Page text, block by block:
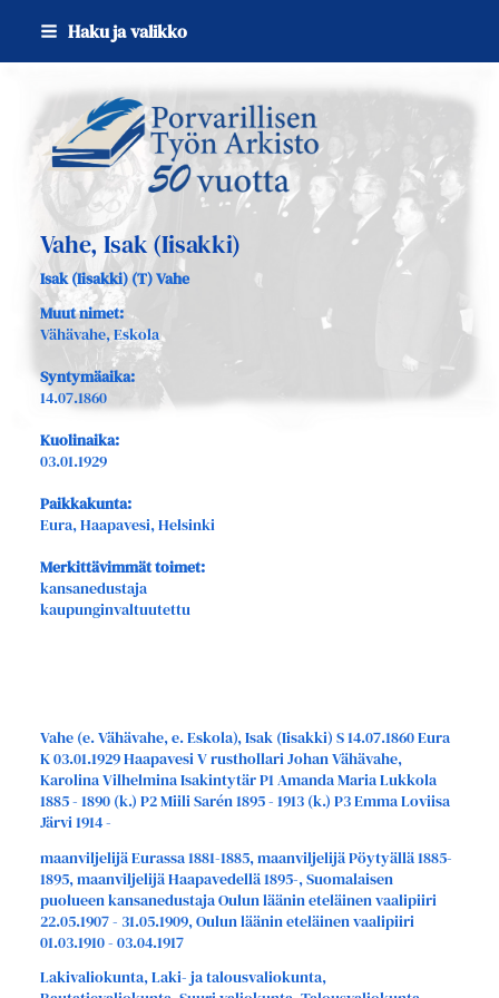
Siirry
sivun
sisältöön
Haku ja valikko
Sivuston etusivulle
Vahe, Isak (Iisakki)
Isak (Iisakki) (T) Vahe
Muut nimet:
Vähävahe, Eskola
Syntymäaika:
14.07.1860
Kuolinaika:
03.01.1929
Paikkakunta:
Eura, Haapavesi, Helsinki
Merkittävimmät toimet:
kansanedustaja
kaupunginvaltuutettu
Vahe (e. Vähävahe, e. Eskola), Isak (Iisakki) S 14.07.1860 Eura
K 03.01.1929 Haapavesi V rusthollari Johan Vähävahe,
Karolina Vilhelmina Isakintytär P1 Amanda Maria Lukkola
1885 - 1890 (k.) P2 Miili Sarén 1895 - 1913 (k.) P3 Emma Loviisa
Järvi 1914 -
maanviljelijä Eurassa 1881-1885, maanviljelijä Pöytyällä 1885-
1895, maanviljelijä Haapavedellä 1895-, Suomalaisen
puolueen kansanedustaja Oulun läänin eteläinen vaalipiiri
22.05.1907 - 31.05.1909, Oulun läänin eteläinen vaalipiiri
01.03.1910 - 03.04.1917
Lakivaliokunta, Laki- ja talousvaliokunta,